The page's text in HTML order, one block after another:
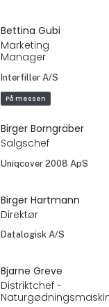
Bettina Gubi
Marketing
Manager
Interfiller A/S
På messen
Birger Borngräber
Salgschef
Uniqcover 2008 ApS
Birger Hartmann
Direktør
Datalogisk A/S
Bjarne Greve
Distriktchef -